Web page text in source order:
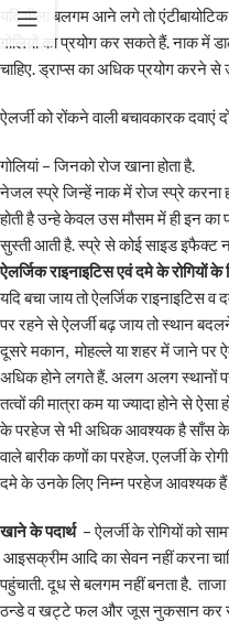
यदि पीला बलगम आने लगे तो
गोलियों का प्रयोग कर सकते हैं. नाक में
चाहिए. ड्राप्स का अधिक प्रयोग करने
ऐलर्जी को रोंकने वाली बचावकारक दवाएं
गोलियां – जिनको रोज खाना होता है.
नेजल स्प्रे जिन्हें नाक में रोज स्प्रे करना
होती है उन्हे केवल उस मौसम में ही इन का
सुस्ती आती है. स्प्रे से कोई साइड इफैक्ट
ऐलर्जिक राइनाइटिस एवं दमे के रोगियों
यदि बचा जाय तो ऐलर्जिक
पर रहने से ऐलर्जी बढ़ जाय तो स्थान
दूसरे मकान, मोहल्ले या शहर में जाने पर
अधिक होने लगते हैं. अलग अलग स्थानों पर
तत्वों की मात्रा कम या ज्यादा होने से ऐसा
के परहेज से भी अधिक आवश्यक है साँस के
वाले बारीक कणों का परहेज. एलर्जी के
दमे के उनके लिए निम्न परहेज आवश्यक हैं
खाने के पदार्थ– ऐलर्जी के रोगियों को
आइसक्रीम आदि का सेवन नहीं करना
पहुंचाती. दूध से बलगम नहीं बनता है.
ठन्डे व खट्टे फल और जूस नुकसान कर